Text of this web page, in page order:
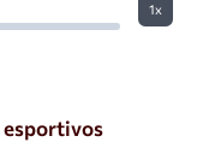
1x
esportivos